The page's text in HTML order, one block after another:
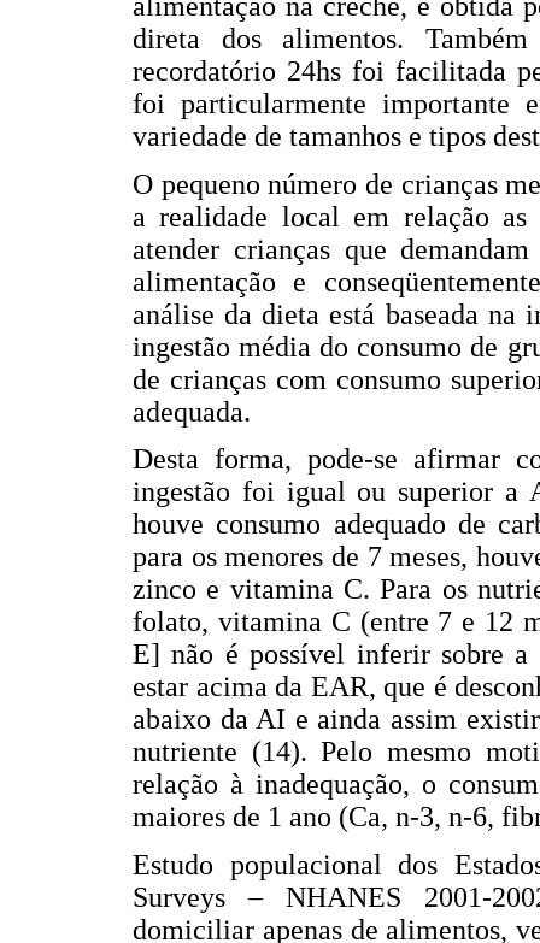
direta dos alimentos.
recordatório 24hs foi facilitada
foi particularmente importante
variedade de tamanhos e tipos
O pequeno número de crianças
a realidade local em relação as
atender crianças que
alimentação e
análise da dieta está baseada na
ingestão média do consumo de
de crianças com consumo
adequada.
Desta forma, pode-se afirmar
ingestão foi igual ou superior a
houve consumo adequado de
para os menores de 7 meses,
zinco e vitamina C. Para os
folato, vitamina C (entre 7 e 12
E] não é possível inferir sobre a
estar acima da EAR, que é
abaixo da AI e ainda assim
nutriente (14). Pelo mesmo
relação à inadequação, o
maiores de 1 ano (Ca, n-3, n-6,
Estudo populacional dos
Surveys – NHANES 2001-
domiciliar apenas de alimentos,